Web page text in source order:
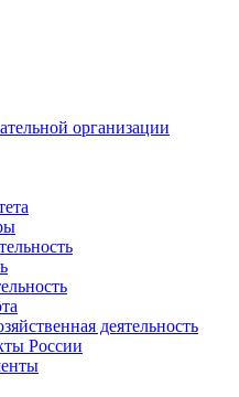
организации
деятельность
России